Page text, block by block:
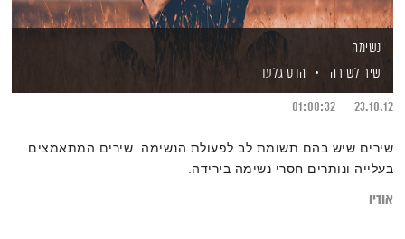
נשימה
שיר לשירה
הדס גלעד
23.10.12
01:00:32
שירים שיש בהם תשומת לב לפעולת הנשימה. שירים המתאמצים
בעלייה ונותרים חסרי נשימה בירידה.
אודיו